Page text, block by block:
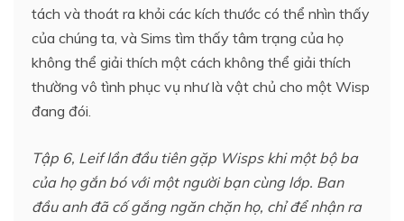
tách và thoát ra khỏi các kích thước có thể nhìn thấy
của chúng ta, và Sims tìm thấy tâm trạng của họ
không thể giải thích một cách không thể giải thích
thường vô tình phục vụ như là vật chủ cho một Wisp
đang đói.
Tập 6, Leif lần đầu tiên gặp Wisps khi một bộ ba
của họ gắn bó với một người bạn cùng lớp. Ban
đầu anh đã cố gắng ngăn chặn họ, chỉ để nhận ra